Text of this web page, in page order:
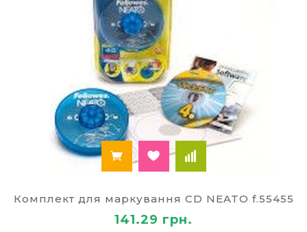
Комплект для маркування CD NEATO f.55455
141.29 грн.